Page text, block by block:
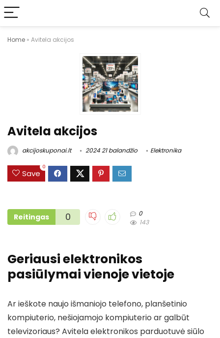
Home » Avitela akcijos
Avitela akcijos
akcijoskuponai.lt 2024 21 balandžio Elektronika
Save
0
Reitingas 0
0
143
Geriausi elektronikos
pasiūlymai vienoje vietoje
Ar ieškote naujo išmaniojo telefono, planšetinio
kompiuterio, nešiojamojo kompiuterio ar galbūt
televizoriaus? Avitela elektronikos parduotuvė siūlo